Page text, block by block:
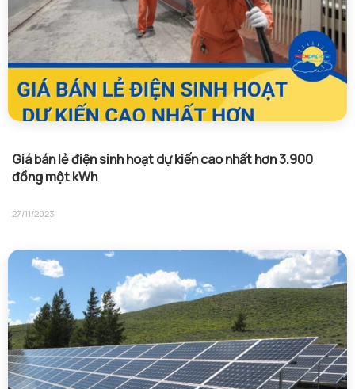
Giá bán lẻ điện sinh hoạt dự kiến cao nhất hơn 3.900
đồng một kWh
27/11/2023